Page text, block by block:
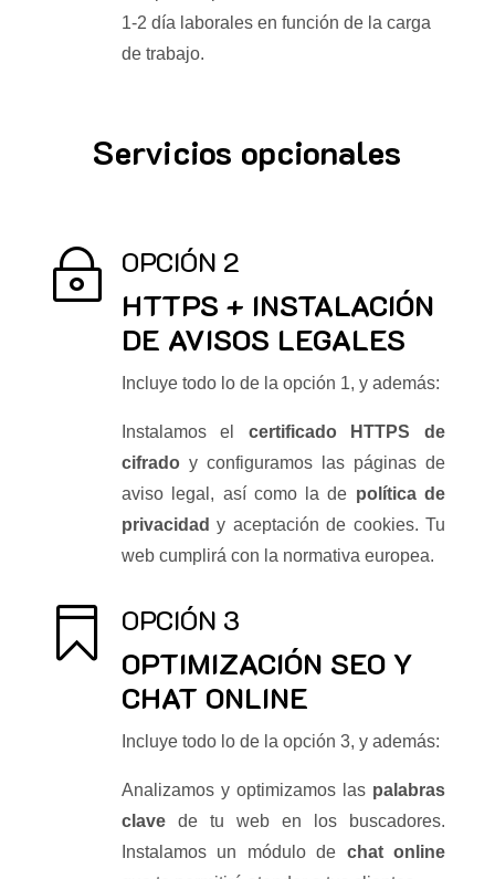
1-2 día laborales en función de la carga
de trabajo.
Servicios opcionales
~ OPCIÓN 2
HTTPS + INSTALACIÓN
DE AVISOS LEGALES
Incluye todo lo de la opción 1, y además:
Instalamos el
certificado HTTPS de
cifrado y configuramos las páginas de
aviso legal, así como la de política de
privacidad y aceptación de cookies. Tu
web cumplirá con la normativa europea.
 OPCIÓN 3
OPTIMIZACIÓN SEO Y
CHAT ONLINE
Incluye todo lo de la opción 3, y además:
Analizamos y optimizamos las palabras
clavede tu web en los buscadores.
Instalamos un módulo de chat online